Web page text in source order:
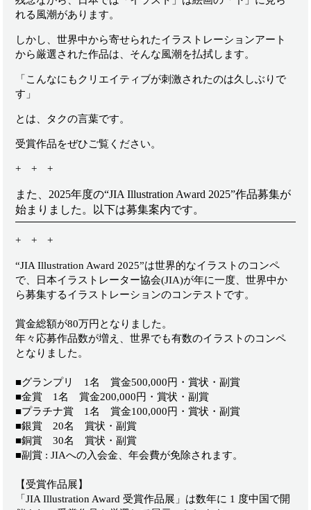
れる風潮があります。
しかし、世界中から寄せられたイラストレーションアート
から厳選された作品は、そんな風潮を払拭します。
「こんなにもクリエイティブが刺激されたのは久しぶりで
す」
とは、タクの言葉です。
受賞作品をぜひご覧ください。
+ + +
また、2025年度の“JIA Illustration Award 2025”作品募集が
始まりました。以下は募集案内です。
+ + +
“JIA Illustration Award 2025”は世界的なイラストのコンペ
で、
日本イラストレーター協会(JIA)が年に一度、世界中か
ら募集するイラストレーションのコンテストです。
賞金総額が80万円となりました。
年々応募作品数が増え、世界でも有数のイラストのコンペ
となりました。
■グランプリ 1名 賞金500,000円・賞状・副賞
■金賞 1名 賞金200,000円・賞状・副賞
■プラチナ賞 1名 賞金100,000円・賞状・副賞
■銀賞 20名 賞状・副賞
■銅賞 30名 賞状・副賞
■副賞 : JIAへの入会金、年会費が免除されます。
【受賞作品展】
「JIA Illustration Award 受賞作品展」は数年に 1 度中国で開